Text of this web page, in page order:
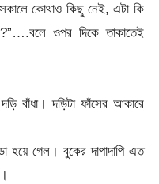
কোথাও কিছু নেই, এটা কি
ওপর দিকে তাকাতেই
বাঁধা। দড়িটা ফাঁসের আকারে
হয়ে গেল। বুকের দাপাদাপি এত